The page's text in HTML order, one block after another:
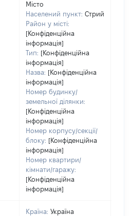
Місто
Населений пункт: Стрий
Район у місті:
[Конфіденційна
інформація]
Тип: [Конфіденційна
інформація]
Назва: [Конфіденційна
інформація]
Номер будинку/
земельної ділянки:
[Конфіденційна
інформація]
Номер корпусу/секції/
блоку: [Конфіденційна
інформація]
Номер квартири/
кімнати/гаражу:
[Конфіденційна
інформація]
Країна: Україна